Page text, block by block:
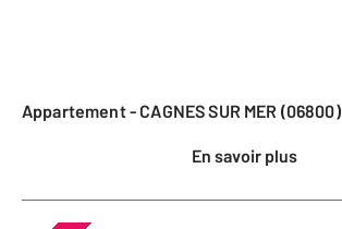
Appartement - CAGNES SUR MER (06800)
En savoir plus